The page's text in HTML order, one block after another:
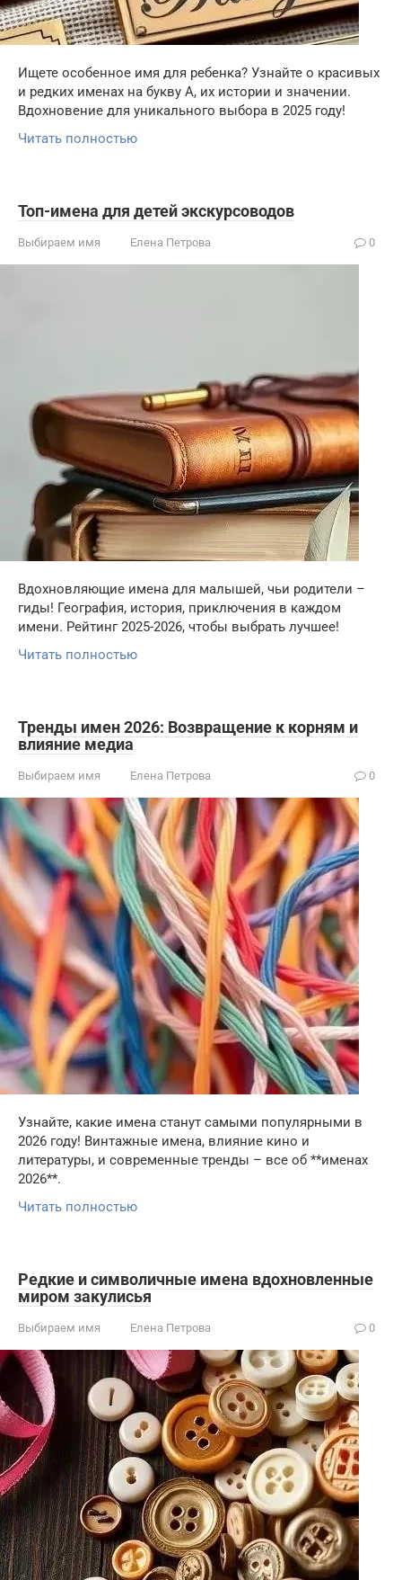
Ищете особенное имя для ребенка? Узнайте о красивых
и редких именах на букву А, их истории и значении.
Вдохновение для уникального выбора в 2025 году!
Читать полностью
Топ-имена для детей экскурсоводов
Выбираем имя Елена Петрова 0
Вдохновляющие имена для малышей, чьи родители –
гиды! География, история, приключения в каждом
имени. Рейтинг 2025-2026, чтобы выбрать лучшее!
Читать полностью
Тренды имен 2026: Возвращение к корням и
влияние медиа
Выбираем имя Елена Петрова 0
Узнайте, какие имена станут самыми популярными в
2026 году! Винтажные имена, влияние кино и
литературы, и современные тренды – все об **именах
2026**.
Читать полностью
Редкие и символичные имена вдохновленные
миром закулисья
Выбираем имя Елена Петрова 0